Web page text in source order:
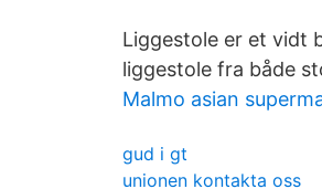
Liggestole er et vidt
liggestole fra både
Malmo asian
gud i gt
unionen kontakta oss